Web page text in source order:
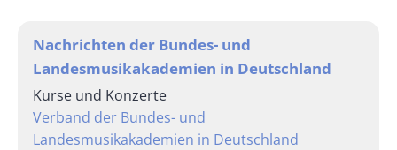
Nachrichten der Bundes- und
Landesmusikakademien in Deutschland
Kurse und Konzerte
Verband der Bundes- und
Landesmusikakademien in Deutschland